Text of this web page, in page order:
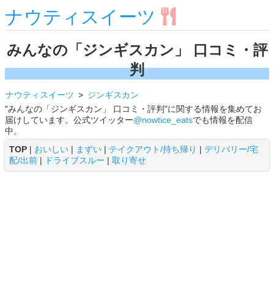
ナウティスイーツ
みんなの「ジンギスカン」 口コミ・評
判
ナウティスイーツ
ジンギスカン
"みんなの「ジンギスカン」 口コミ・評判"に関する情報を集めてお
届けしています。公式ツイッター@nowtice_eatsでも情報を配信
中。
TOP | おいしい | まずい | テイクアウト/持ち帰り | デリバリー/宅
配/出前 | ドライブスルー | 取り寄せ